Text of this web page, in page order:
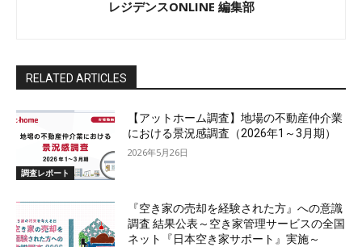
レジデンスONLINE 編集部
RELATED ARTICLES
調査レポート
【アットホーム調査】地場の不動産仲介業
における景況感調査（2026年1～3月期）
2026年5月26日
『空き家の売却を経験された方』への意識
調査 結果公表～空き家管理サービスの全国
ネット『日本空き家サポート』実施～